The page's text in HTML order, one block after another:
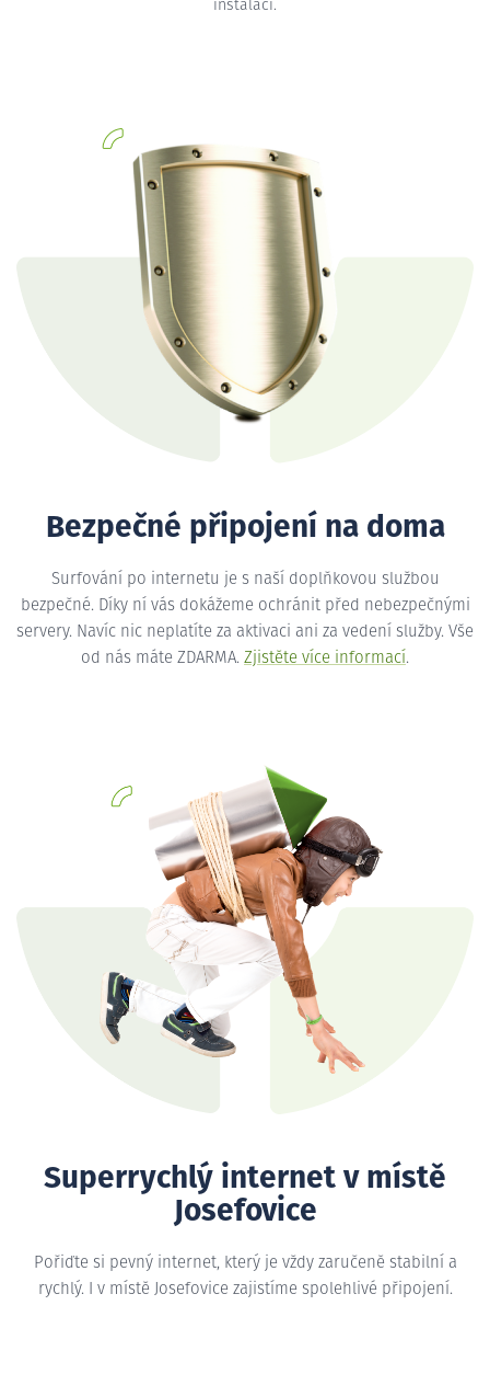
instalaci.
Bezpečné připojení na doma
Surfování po internetu je s naší doplňkovou službou
bezpečné. Díky ní vás dokážeme ochránit před nebezpečnými
servery. Navíc nic neplatíte za aktivaci ani za vedení služby. Vše
od nás máte ZDARMA. Zjistěte více informací.
Superrychlý internet v místě
Josefovice
Pořiďte si pevný internet, který je vždy zaručeně stabilní a
rychlý. I v místě Josefovice zajistíme spolehlivé připojení.